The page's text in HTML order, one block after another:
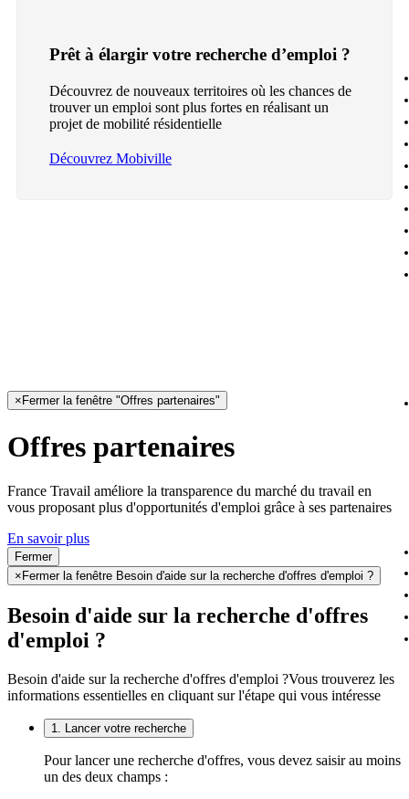
Prêt à élargir votre recherche d’emploi ?
Découvrez de nouveaux territoires où les chances de
trouver un emploi sont plus fortes en réalisant un
projet de mobilité résidentielle
Découvrez Mobiville
× Fermer la fenêtre "Offres partenaires"
Offres partenaires
France Travail améliore la transparence du marché du travail en
vous proposant plus d'opportunités d'emploi grâce à ses partenaires
En savoir plus
Fermer
× Fermer la fenêtre Besoin d'aide sur la recherche d'offres d'emploi ?
Besoin d'aide sur la recherche d'offres
d'emploi ?
Besoin d'aide sur la recherche d'offres d'emploi ?Vous trouverez les
informations essentielles en cliquant sur l'étape qui vous intéresse
1. Lancer votre recherche
Pour lancer une recherche d'offres, vous devez saisir au moins
un des deux champs :